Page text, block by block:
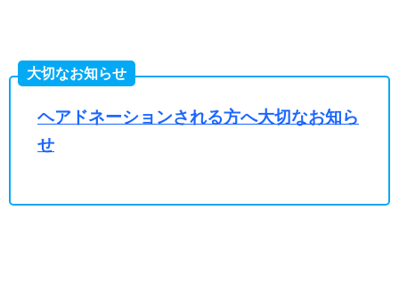
大切なお知らせ
ヘアドネーションされる方へ大切なお知ら
せ